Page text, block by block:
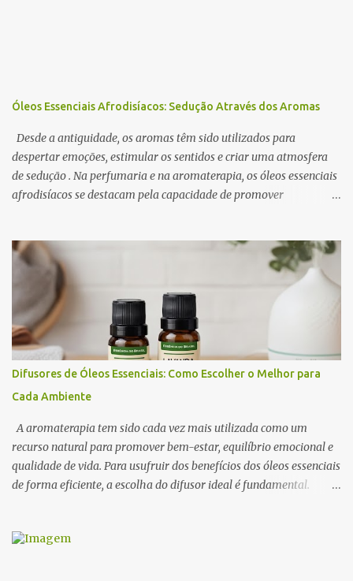
Óleos Essenciais Afrodisíacos: Sedução Através dos Aromas
Desde a antiguidade, os aromas têm sido utilizados para
despertar emoções, estimular os sentidos e criar uma atmosfera
de sedução . Na perfumaria e na aromaterapia, os óleos essenciais
afrodisíacos se destacam pela capacidade de promover
olfativo e o sistema límbico , a região do cérebro responsável pelas
emoções e pelo comportamento. Determinados aromas são
capazes de influenciar a produção de neurotransmissores como a
dopamina e a serotonina, favorecendo a atração e o prazer
sensorial . Neste artigo, exploramos os óleos essenciais
afrodisíacos mais eficazes, seus mecanismos de ação e como
utilizá-los na perfumaria e na aromaterapia para estimular a
Afrodisíacos? Os óleos essenciais afrodisíacos são essências
naturais extraídas de flores, madeiras, especiarias e resinas que
possuem propriedades capa...
Difusores de Óleos Essenciais: Como Escolher o Melhor para
Cada Ambiente
A aromaterapia tem sido cada vez mais utilizada como um
recurso natural para promover bem-estar, equilíbrio emocional e
qualidade de vida. Para usufruir dos benefícios dos óleos essenciais
de forma eficiente, a escolha do difusor ideal é fundamental.
aromatização, na dispersão das moléculas dos óleos e até na